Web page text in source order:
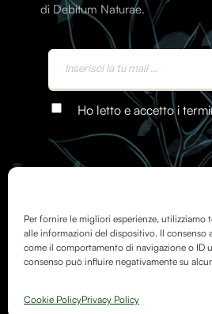
Per fornire le migliori esperienze, utilizziamo
alle informazioni del dispositivo. Il consenso
come il comportamento di navigazione o ID
consenso può influire negativamente su
Cookie PolicyPrivacy Policy
di Debitum Naturae.
Ho letto e accetto i